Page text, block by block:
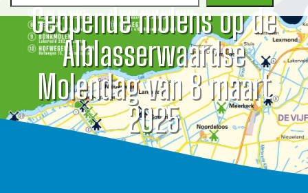
Geopende molens op de
Alblasserwaardse
Molendag van 8 maart
2025